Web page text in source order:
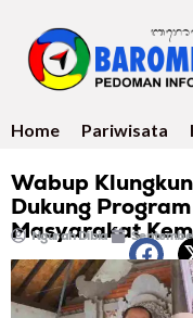
Home Pariwisata
Wabup
Dukung
Masyarakat
Ngurah Dibia